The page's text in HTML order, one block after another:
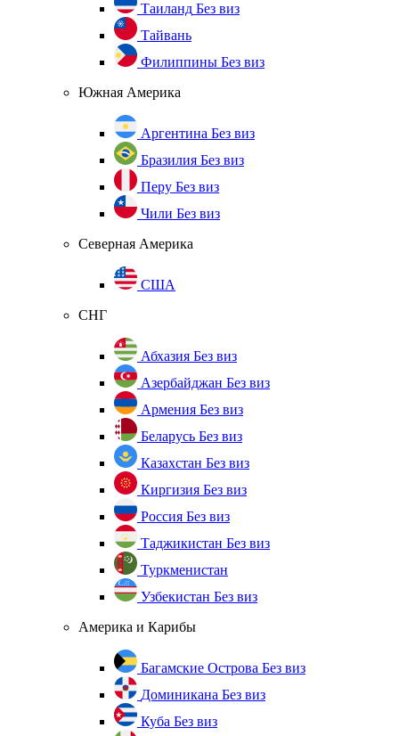
Таиланд Без виз
Тайвань
Филиппины Без виз
Южная Америка
Аргентина Без виз
Бразилия Без виз
Перу Без виз
Чили Без виз
Северная Америка
США
СНГ
Абхазия Без виз
Азербайджан Без виз
Армения Без виз
Беларусь Без виз
Казахстан Без виз
Киргизия Без виз
Россия Без виз
Таджикистан Без виз
Туркменистан
Узбекистан Без виз
Америка и Карибы
Багамские Острова Без виз
Доминикана Без виз
Куба Без виз